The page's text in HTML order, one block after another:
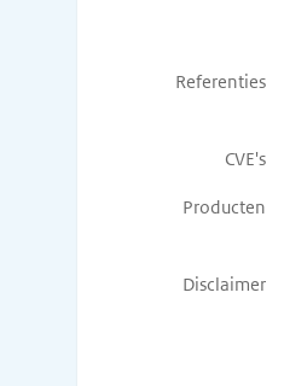
Referenties
CVE's
Producten
Disclaimer